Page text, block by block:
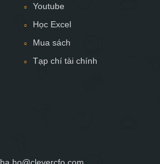
Youtube
Học Excel
Mua sách
Tạp chí tài chính
ha.ho@clevercfo.com